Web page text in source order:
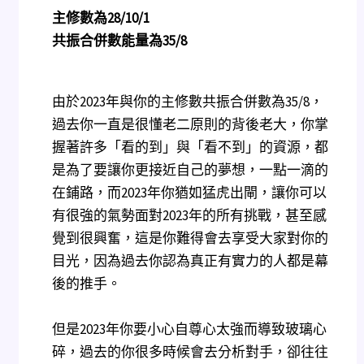
主修數為28/10/1
共振合併數能量為35/8
由於2023年與你的主修數共振合併數為35/8，
過去你一直是很懂老二原則的背後老大，你掌
握著許多「看的到」與「看不到」的資源，都
是為了要讓你更接近自己的夢想，一點一滴的
在鋪路，而2023年你猶如猛虎出閘，讓你可以
有很強的氣勢面對2023年的所有挑戰，甚至感
覺到很興奮，這是你難得會去享受大家對你的
目光，因為過去你認為真正有實力的人都是幕
後的推手。
但是2023年你要小心自尊心太強而導致玻璃心
碎，過去的你很多時候會去分析對手，卻往往